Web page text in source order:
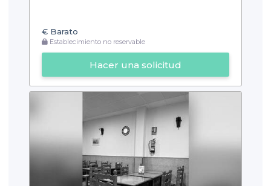
€ Barato
Establecimiento no reservable
Hacer una solicitud